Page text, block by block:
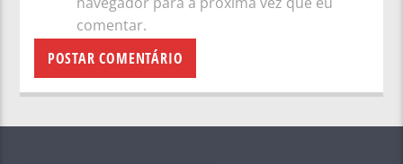
comentar.